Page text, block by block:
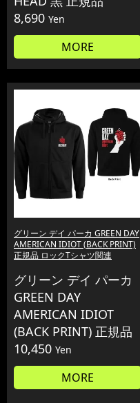
8,690 Yen
MORE
グリーン デイ パーカ GREEN DAY
AMERICAN IDIOT (BACK PRINT)
正規品 ロックTシャツ関連
グリーン デイ パーカ
GREEN DAY
AMERICAN IDIOT
(BACK PRINT) 正規品
10,450 Yen
MORE